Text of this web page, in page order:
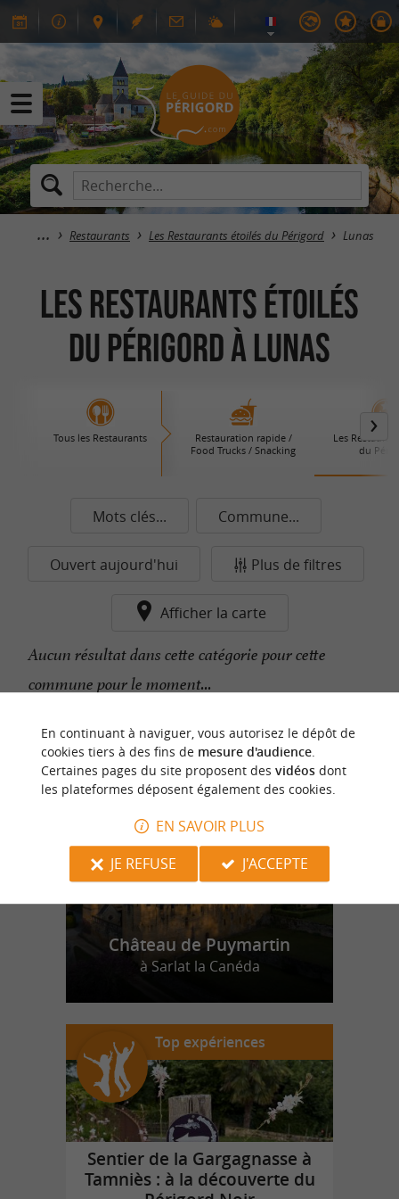
Restaurants Les Restaurants étoilés du Périgord Lunas
Les Restaurants étoilés
du Périgord à Lunas
Tous les Restaurants
Restauration rapide /
Food Trucks / Snacking
Les
du
Mots clés... Commune...
Ouvert aujourd'hui Plus de filtres
Afficher la carte
Aucun résultat dans cette catégorie pour cette
commune pour le moment...
n
o
t
r
e
c
o
u
p
d
e
c
o
e
u
r
Château de Puymartin
à Sarlat la Canéda
Top expériences
Sentier de la Gargagnasse à
Tamniès : à la découverte du
En continuant à naviguer, vous autorisez le dépôt de
cookies tiers à des fins de mesure d'audience.
Certaines pages du site proposent des vidéosdont
les plateformes déposent également des cookies.
EN SAVOIR PLUS
JE REFUSE
J'ACCEPTE